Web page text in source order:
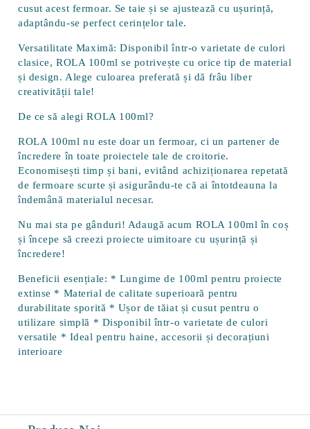
cusut acest fermoar. Se taie și se ajustează cu ușurință,
adaptându-se perfect cerințelor tale.
Versatilitate Maximă: Disponibil într-o varietate de culori
clasice, ROLA 100ml se potrivește cu orice tip de material
și design. Alege culoarea preferată și dă frâu liber
creativității tale!
De ce să alegi ROLA 100ml?
ROLA 100ml nu este doar un fermoar, ci un partener de
încredere în toate proiectele tale de croitorie.
Economisești timp și bani, evitând achiziționarea repetată
de fermoare scurte și asigurându-te că ai întotdeauna la
îndemână materialul necesar.
Nu mai sta pe gânduri! Adaugă acum ROLA 100ml în coș
și începe să creezi proiecte uimitoare cu ușurință și
încredere!
Beneficii esențiale: * Lungime de 100ml pentru proiecte
extinse * Material de calitate superioară pentru
durabilitate sporită * Ușor de tăiat și cusut pentru o
utilizare simplă * Disponibil într-o varietate de culori
versatile * Ideal pentru haine, accesorii și decorațiuni
interioare